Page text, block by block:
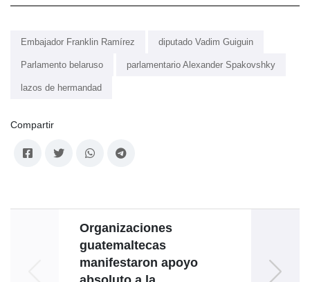
Embajador Franklin Ramírez diputado Vadim Guiguin
Parlamento belaruso parlamentario Alexander Spakovshky
lazos de hermandad
Compartir
Organizaciones
guatemaltecas
manifestaron apoyo